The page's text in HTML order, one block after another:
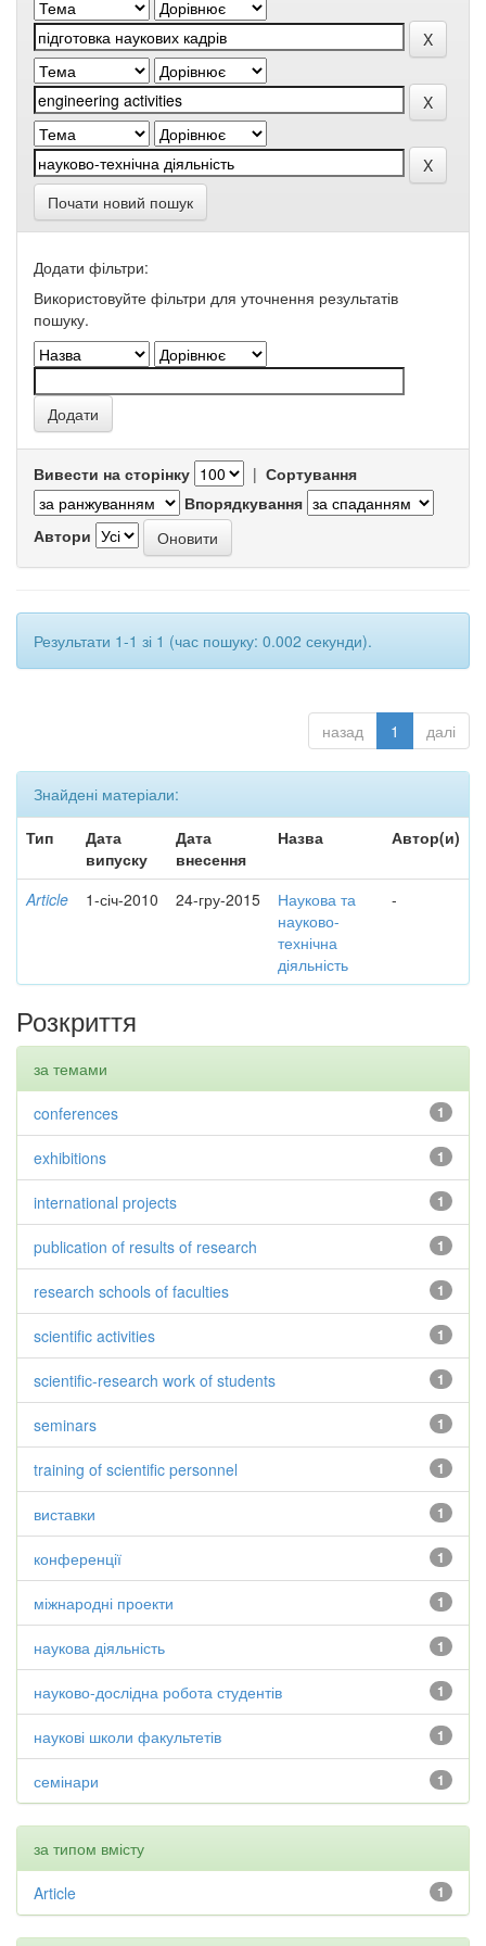
Почати новий пошук
Додати фільтри:
Використовуйте фільтри для уточнення результатів
пошуку.
Вивести на сторінку | Сортування
Впорядкування
Автори
Результати 1-1 зі 1 (час пошуку: 0.002 секунди).
назад 1 далі
Знайдені матеріали:
Тип
Дата
випуску
Дата
внесення
Назва Автор(и)
Article 1-січ-2010 24-гру-2015
Наукова та
науково-
технічна
діяльність
-
Розкриття
за темами
1
conferences
1
exhibitions
1
international projects
1
publication of results of research
1
research schools of faculties
1
scientific activities
1
scientific-research work of students
1
seminars
1
training of scientific personnel
1
виставки
1
конференції
1
міжнародні проекти
1
наукова діяльність
1
науково-дослідна робота студентів
1
наукові школи факультетів
1
семінари
за типом вмісту
1
Article